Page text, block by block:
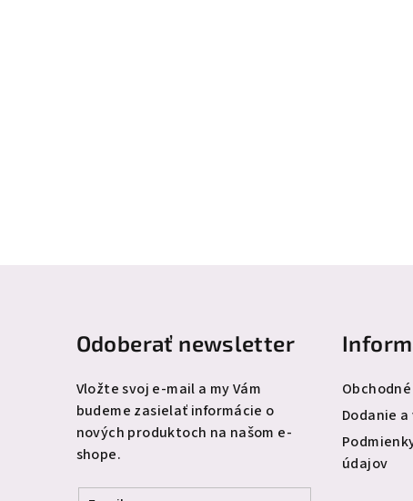
Odoberať newsletter
Vložte svoj e-mail a my Vám
budeme zasielať informácie o
nových produktoch na našom e-
shope.
Dodanie
údajov